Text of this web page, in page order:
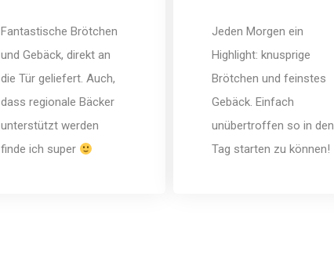
Fantastische Brötchen
und Gebäck, direkt an
die Tür geliefert. Auch,
dass regionale Bäcker
unterstützt werden
finde ich super
Jeden Morgen ein
Highlight: knusprige
Brötchen und feinstes
Gebäck. Einfach
unübertroffen so in den
Tag starten zu können!